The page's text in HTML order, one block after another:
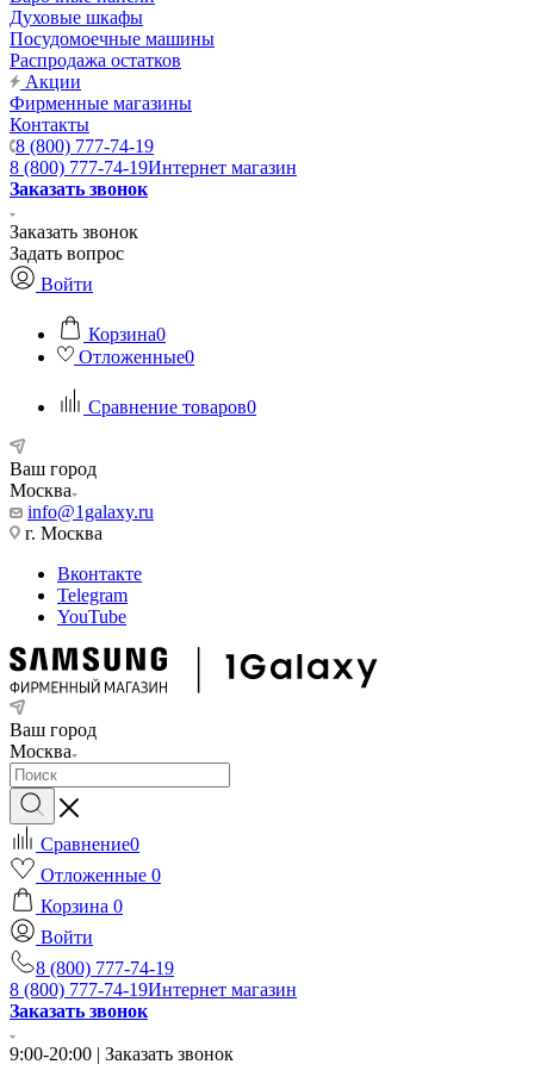
Духовые шкафы
Посудомоечные машины
Распродажа остатков
Акции
Фирменные магазины
Контакты
8 (800) 777-74-19
8 (800) 777-74-19Интернет магазин
Заказать звонок
Заказать звонок
Задать вопрос
Войти
Корзина0
Отложенные0
Сравнение товаров0
Ваш город
Москва
info@1galaxy.ru
г. Москва
Вконтакте
Telegram
YouTube
Ваш город
Москва
Сравнение0
Отложенные 0
Корзина 0
Войти
8 (800) 777-74-19
8 (800) 777-74-19Интернет магазин
Заказать звонок
9:00-20:00 | Заказать звонок